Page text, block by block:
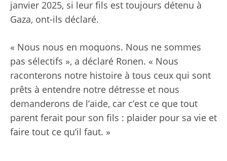
janvier 2025, si leur fils est toujours détenu à
Gaza, ont-ils déclaré.
« Nous nous en moquons. Nous ne sommes
pas sélectifs », a déclaré Ronen. « Nous
raconterons notre histoire à tous ceux qui sont
prêts à entendre notre détresse et nous
demanderons de l’aide, car c’est ce que tout
parent ferait pour son fils : plaider pour sa vie et
faire tout ce qu’il faut. »